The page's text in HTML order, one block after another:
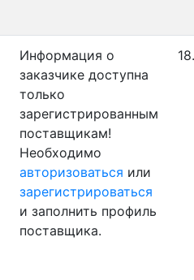
Информация о
заказчике доступна
только
зарегистрированным
поставщикам!
Необходимо
авторизоваться или
зарегистрироваться
и заполнить профиль
поставщика.